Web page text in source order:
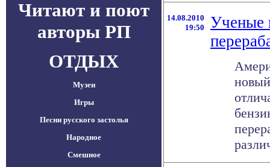
Читают и поют
авторы РП
ОТДЫХ
Музеи
Игры
Песни русского застолья
Народное
Смешное
14.08.2010
19:50
Ученые